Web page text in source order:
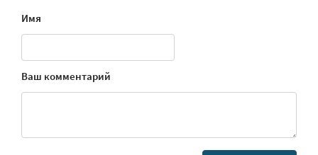
Имя
Ваш комментарий